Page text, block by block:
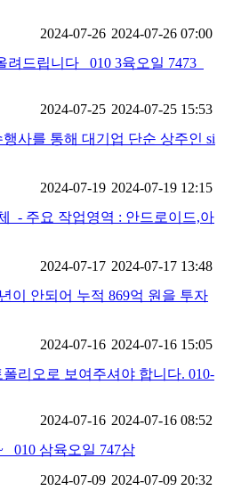
2024-07-26 2024-07-26 07:00
드립니다 010 3육오일 7473
2024-07-25 2024-07-25 15:53
사를 통해 대기업 단순 상주인 si
2024-07-19 2024-07-19 12:15
- 주요 작업영역 : 안드로이드,아
2024-07-17 2024-07-17 13:48
이 안되어 누적 869억 원을 투자
2024-07-16 2024-07-16 15:05
리오로 보여주셔야 합니다. 010-
2024-07-16 2024-07-16 08:52
010 삼육오일 747삼
2024-07-09 2024-07-09 20:32